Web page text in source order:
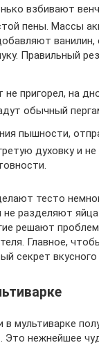
взбивают
пены. Массы
ванилин,
Правильный
не пригорел, на
обычный
пышности,
духовку и
тесто
не разделяют
решают
Главное,
секрет вкусного
мультиварке
Это нежнейшее